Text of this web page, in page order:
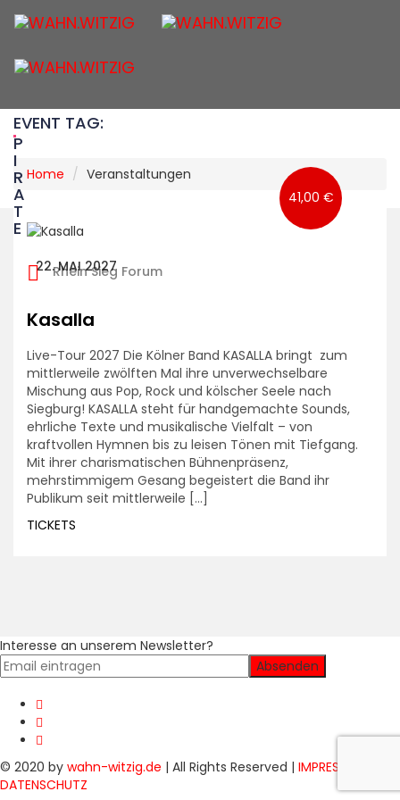
EVENT TAG:
P
I
R
A
T
E
Home Veranstaltungen
22. MAI 2027
41,00 €
Rhein Sieg Forum
Kasalla
Live-Tour 2027 Die Kölner Band KASALLA bringt zum
mittlerweile zwölften Mal ihre unverwechselbare
Mischung aus Pop, Rock und kölscher Seele nach
Siegburg! KASALLA steht für handgemachte Sounds,
ehrliche Texte und musikalische Vielfalt – von
kraftvollen Hymnen bis zu leisen Tönen mit Tiefgang.
Mit ihrer charismatischen Bühnenpräsenz,
mehrstimmigem Gesang begeistert die Band ihr
Publikum seit mittlerweile […]
TICKETS
Interesse an unserem Newsletter?
© 2020 by wahn-witzig.de | All Rights Reserved | IMPRESSUM
DATENSCHUTZ